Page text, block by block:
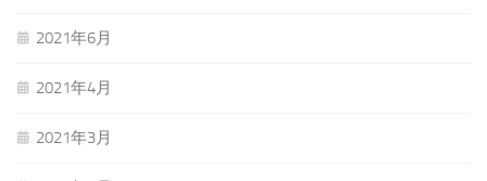
2021年6月
2021年4月
2021年3月